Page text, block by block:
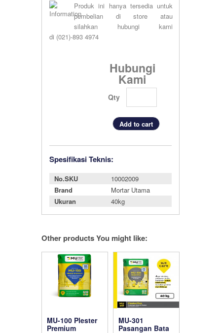
Produk ini hanya tersedia untuk
pembelian di store atau
silahkan hubungi kami
di (021)-893 4974
Hubungi
Kami
Qty
Spesifikasi Teknis:
No.SKU
10002009
Brand
Mortar Utama
Ukuran
40kg
Other products You might like:
MU-100 Plester
Premium
MU-301
Pasangan Bata